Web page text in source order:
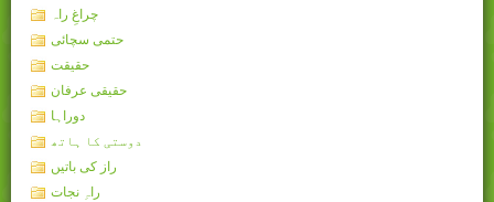
چراغِ راہ
حتمی سچائی
حقیقت
حقیقی عرفان
دوراہا
دوستی کا ہاتھ
راز کی باتیں
راہِ نجات